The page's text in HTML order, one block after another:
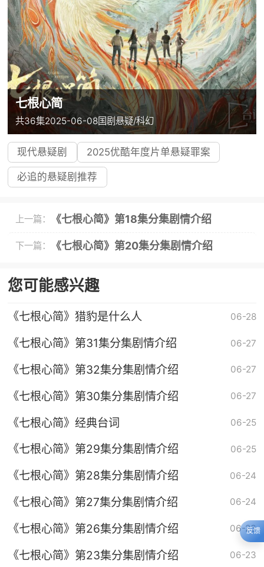
七根心简
共36集2025-06-08国剧悬疑/科幻
现代悬疑剧 2025优酷年度片单悬疑罪案
必追的悬疑剧推荐
上一篇： 《七根心简》第18集分集剧情介绍
下一篇： 《七根心简》第20集分集剧情介绍
您可能感兴趣
《七根心简》猎豹是什么人 06-28
《七根心简》第31集分集剧情介绍 06-27
《七根心简》第32集分集剧情介绍 06-27
《七根心简》第30集分集剧情介绍 06-27
《七根心简》经典台词 06-25
《七根心简》第29集分集剧情介绍 06-25
《七根心简》第28集分集剧情介绍 06-24
《七根心简》第27集分集剧情介绍 06-24
《七根心简》第26集分集剧情介绍 06-23
《七根心简》第23集分集剧情介绍 06-23
反馈